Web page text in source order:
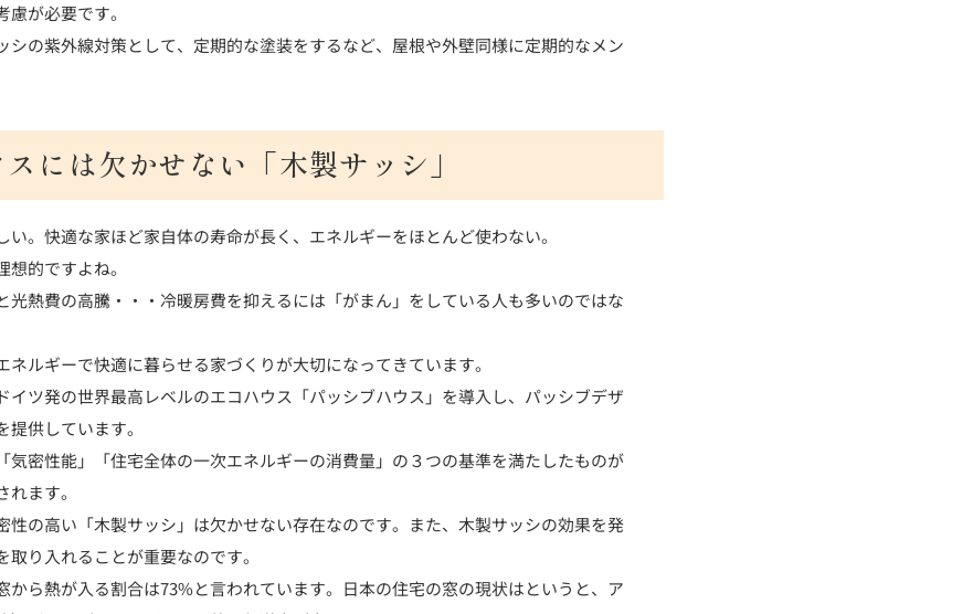
が必要です。
シの紫外線対策として、定期的な塗装をするなど、屋根や外壁同様に定期的なメン
には欠かせない「木製サッシ」
い。快適な家ほど家自体の寿命が長く、エネルギーをほとんど使わない。
的ですよね。
光熱費の高騰・・・冷暖房費を抑えるには「がまん」をしている人も多いのではな
ネルギーで快適に暮らせる家づくりが大切になってきています。
イツ発の世界最高レベルのエコハウス「パッシブハウス」を導入し、パッシブデザ
供しています。
気密性能」「住宅全体の一次エネルギーの消費量」の３つの基準を満たしたものが
ます。
性の高い「木製サッシ」は欠かせない存在なのです。また、木製サッシの効果を発
り入れることが重要なのです。
から熱が入る割合は73%と言われています。日本の住宅の窓の現状はというと、ア